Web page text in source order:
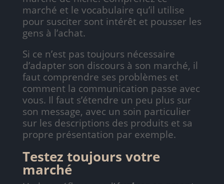
marché et le vocabulaire qu’il utilise
pour susciter sont intérêt et pousser les
gens à l’achat.
Si ce n’est pas toujours nécessaire
d’adapter son discours à son marché, il
faut comprendre ses problèmes et
comment la communication passe avec
vous. Il faut s’étendre un peu plus sur
son message, avec un soin particulier
sur les descriptions des produits et sa
propre présentation par exemple.
Testez toujours votre
marché